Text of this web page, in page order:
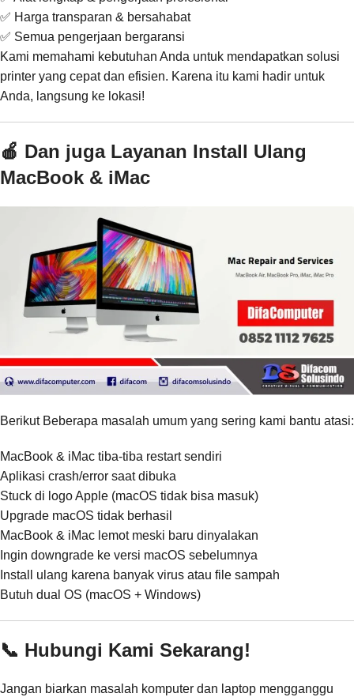
✅ Harga transparan & bersahabat
✅ Semua pengerjaan bergaransi
Kami memahami kebutuhan Anda untuk mendapatkan solusi
printer yang cepat dan efisien. Karena itu kami hadir untuk
Anda, langsung ke lokasi!
🍎 Dan juga Layanan Install Ulang
MacBook & iMac
Berikut Beberapa masalah umum yang sering kami bantu atasi:
MacBook & iMac tiba-tiba restart sendiri
Aplikasi crash/error saat dibuka
Stuck di logo Apple (macOS tidak bisa masuk)
Upgrade macOS tidak berhasil
MacBook & iMac lemot meski baru dinyalakan
Ingin downgrade ke versi macOS sebelumnya
Install ulang karena banyak virus atau file sampah
Butuh dual OS (macOS + Windows)
📞 Hubungi Kami Sekarang!
Jangan biarkan masalah komputer dan laptop mengganggu